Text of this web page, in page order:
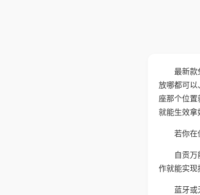
最新款
放哪都可以
座那个位
就能生效拿
若你在
自贡
作就能实现
蓝牙